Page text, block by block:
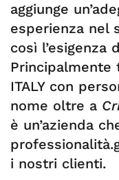
aggiunge
esperienza nel
così l’esigenza
Principalmente
ITALY con
nome oltre a
è un’azienda
i nostri clienti.